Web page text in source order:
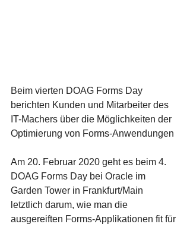
Beim vierten DOAG Forms Day
berichten Kunden und Mitarbeiter des
IT-Machers über die Möglichkeiten der
Optimierung von Forms-Anwendungen
Am 20. Februar 2020 geht es beim 4.
DOAG Forms Day bei Oracle im
Garden Tower in Frankfurt/Main
letztlich darum, wie man die
ausgereiften Forms-Applikationen fit für